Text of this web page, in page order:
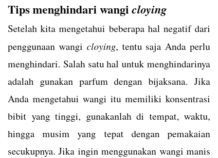
Tips menghindari wangi cloying
Setelah kita mengetahui beberapa hal negatif dari
penggunaan wangi cloying, tentu saja Anda perlu
menghindari. Salah satu hal untuk menghindarinya
adalah gunakan parfum dengan bijaksana. Jika
Anda mengetahui wangi itu memiliki konsentrasi
bibit yang tinggi, gunakanlah di tempat, waktu,
hinggamusim yang tepat dengan pemakaian
secukupnya. Jika ingin menggunakan wangi manis